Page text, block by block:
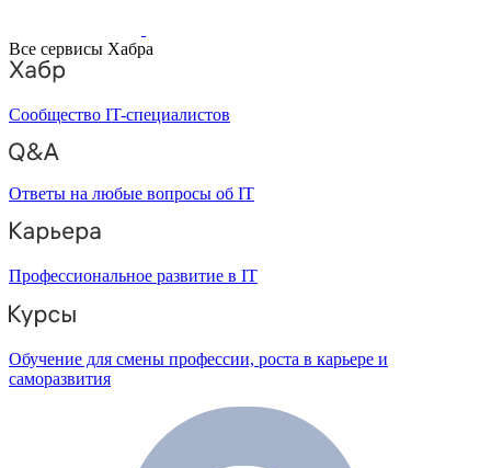
Все сервисы Хабра
Сообщество IT-специалистов
Ответы на любые вопросы об IT
Профессиональное развитие в IT
Обучение для смены профессии, роста в карьере и
саморазвития